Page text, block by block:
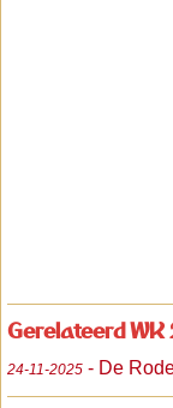
Gerelateerd WK
24-11-2025 - De